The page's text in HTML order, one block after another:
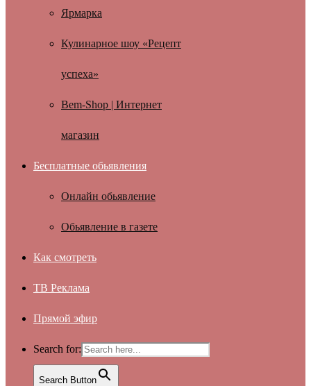
Ярмарка
Кулинарное шоу «Рецепт
успеха»
Bem-Shop | Интернет
магазин
Бесплатные обьявления
Онлайн обьявление
Обьявление в газете
Как смотреть
ТВ Реклама
Прямой эфир
Search for:
Search Button